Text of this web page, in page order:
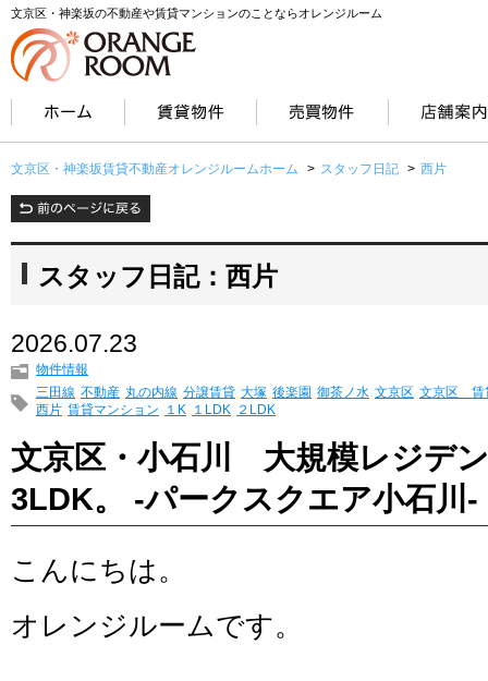
文京区・神楽坂の不動産や賃貸マンションのことならオレンジルーム
文京区・神楽坂賃貸不動産オレンジルームホーム > スタッフ日記 > 西片
スタッフ日記：西片
2026.07.23
物件情報
三田線 不動産 丸の内線 分譲賃貸 大塚 後楽園 御茶ノ水 文京区 文京区 賃
西片 賃貸マンション １K １LDK ２LDK
文京区・小石川 大規模レジデ
3LDK。 -パークスクエア小石川-
こんにちは。
オレンジルームです。